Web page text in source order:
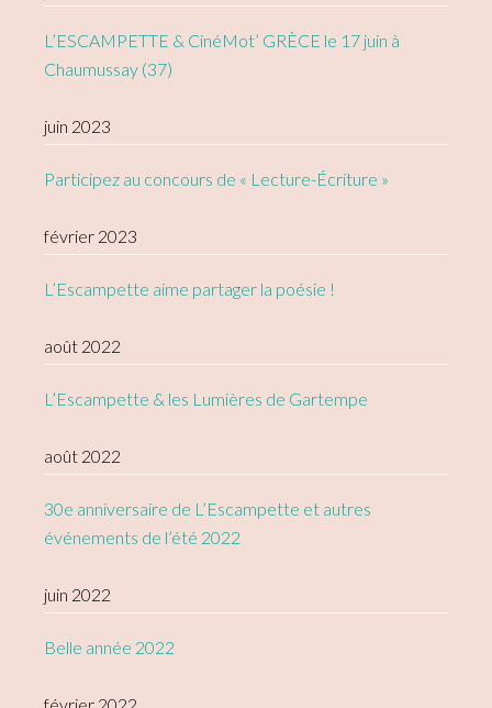
L’ESCAMPETTE & CinéMot’ GRÈCE le 17 juin à
Chaumussay (37)
juin 2023
Participez au concours de « Lecture-Écriture »
février 2023
L’Escampette aime partager la poésie !
août 2022
L’Escampette & les Lumières de Gartempe
août 2022
30e anniversaire de L’Escampette et autres
événements de l’été 2022
juin 2022
Belle année 2022